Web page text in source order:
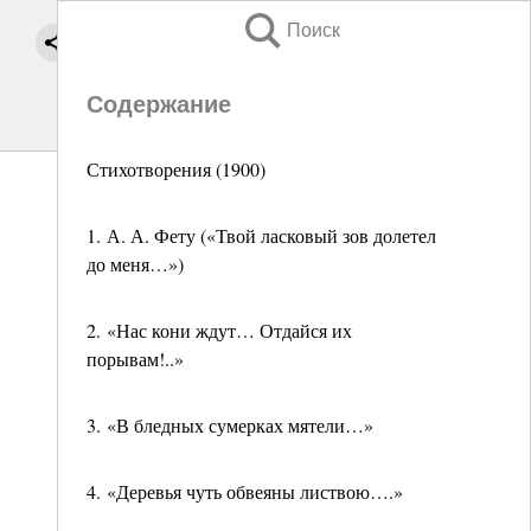
Поиск
Содержание
Стихотворения (1900)
1. А. А. Фету («Твой ласковый зов долетел
до меня…»)
2. «Нас кони ждут… Отдайся их
порывам!..»
3. «В бледных сумерках мятели…»
4. «Деревья чуть обвеяны листвою….»